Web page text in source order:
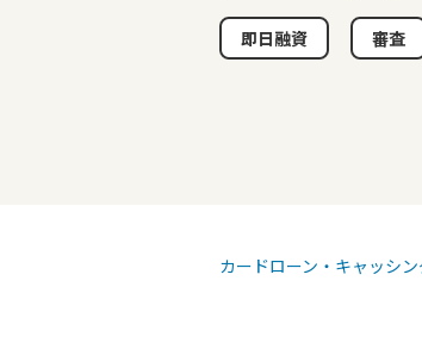
即日融資 審査
カードローン・キャッシ